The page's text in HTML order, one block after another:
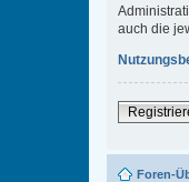
auch die
Foren-